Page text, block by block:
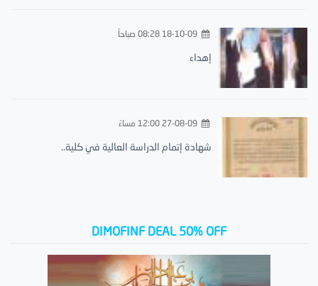
18-10-09 08:28 صباحاً
إهداء
27-08-09 12:00 مساءً
شهادة إتمام الدراسة العالية في كلية..
DIMOFINF DEAL 50% OFF